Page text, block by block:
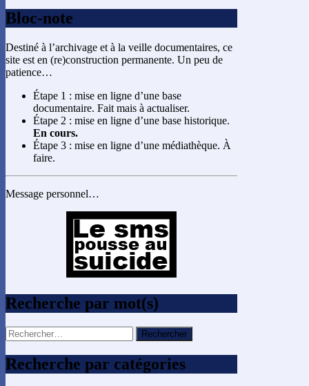
Bloc-note
Destiné à l’archivage et à la veille documentaires, ce
site est en (re)construction permanente. Un peu de
patience…
Étape 1 : mise en ligne d’une base
documentaire. Fait mais à actualiser.
Étape 2 : mise en ligne d’une base historique.
En cours.
Étape 3 : mise en ligne d’une médiathèque. À
faire.
Message personnel…
Recherche par mot(s)
Rechercher :
Recherche par catégories